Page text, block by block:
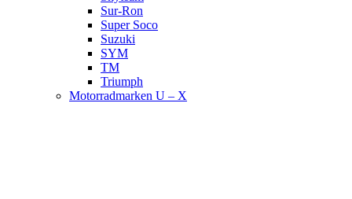
Sur-Ron
Super Soco
Suzuki
SYM
TM
Triumph
Motorradmarken U – X